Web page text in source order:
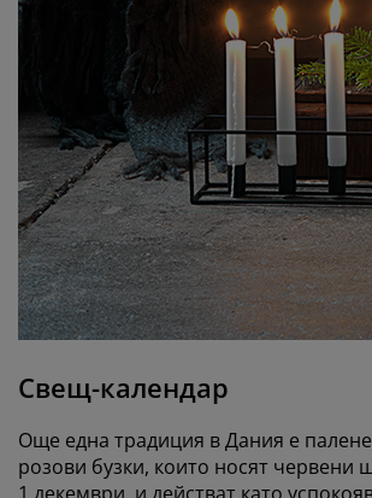
Свещ-календар
Още една традиция в Дания е
розови бузки, които носят червени